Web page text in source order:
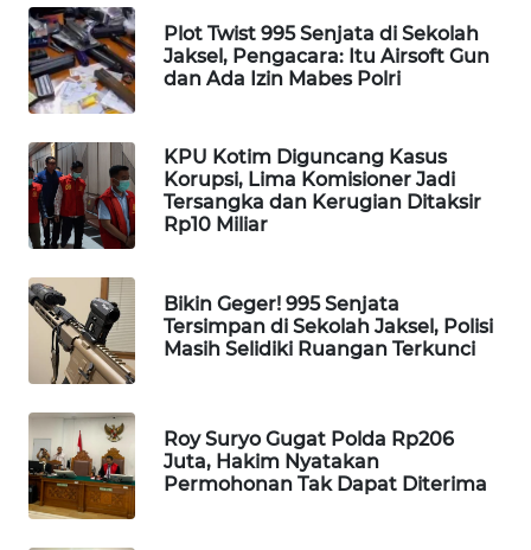
Plot Twist 995 Senjata di Sekolah
Jaksel, Pengacara: Itu Airsoft Gun
dan Ada Izin Mabes Polri
KPU Kotim Diguncang Kasus
Korupsi, Lima Komisioner Jadi
Tersangka dan Kerugian Ditaksir
Rp10 Miliar
Bikin Geger! 995 Senjata
Tersimpan di Sekolah Jaksel, Polisi
Masih Selidiki Ruangan Terkunci
Roy Suryo Gugat Polda Rp206
Juta, Hakim Nyatakan
Permohonan Tak Dapat Diterima
INFRASTRUKTUR
WAHANA
KONSUMEN
WAHANA
LISTRIK
WAHANA
TRAVEL
WAHANA
TV
WAHANANEWS
ID
WAHANANEWS